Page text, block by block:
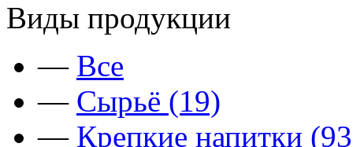
Виды продукции
— Все
— Сырьё (19)
— Крепкие напитки